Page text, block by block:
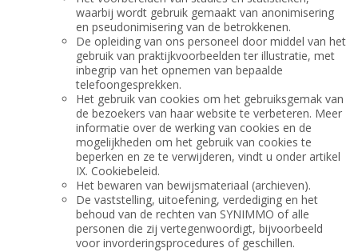
waarbij wordt gebruik gemaakt van anonimisering
en pseudonimisering van de betrokkenen.
De opleiding van ons personeel door middel van het
gebruik van praktijkvoorbeelden ter illustratie, met
inbegrip van het opnemen van bepaalde
telefoongesprekken.
Het gebruik van cookies om het gebruiksgemak van
de bezoekers van haar website te verbeteren. Meer
informatie over de werking van cookies en de
mogelijkheden om het gebruik van cookies te
beperken en ze te verwijderen, vindt u onder artikel
IX. Cookiebeleid.
Het bewaren van bewijsmateriaal (archieven).
De vaststelling, uitoefening, verdediging en het
behoud van de rechten van SYNIMMO of alle
personen die zij vertegenwoordigt, bijvoorbeeld
voor invorderingsprocedures of geschillen.